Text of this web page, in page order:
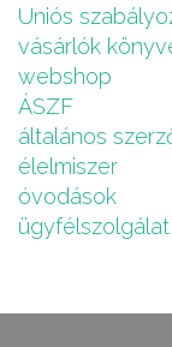
Uniós
vásárlók
webshop
ÁSZF
általános
élelmiszer
óvodások
ügyfélszolgálat